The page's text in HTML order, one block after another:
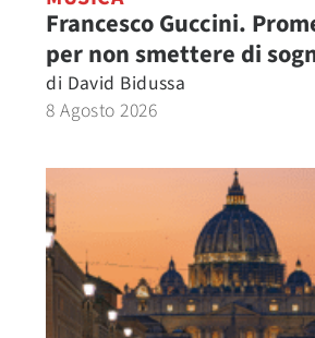
Francesco Guccini.
per non smettere di
di David Bidussa
8 Agosto 2026